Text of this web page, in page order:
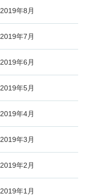
2019年8月
2019年7月
2019年6月
2019年5月
2019年4月
2019年3月
2019年2月
2019年1月